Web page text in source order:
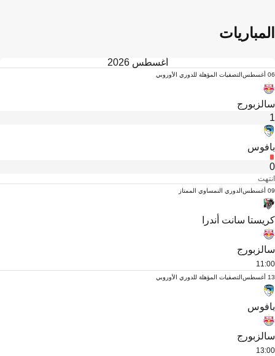
المباريات
أغسطس 2026
06 أغسطس التصفيات المؤهلة للدوري الأوروبي
سالزبورج
1
بافوس
0
انتهت
09 أغسطس الدوري النمساوي الممتاز
كريستا سانت أندرا
سالزبورج
11:00
13 أغسطس التصفيات المؤهلة للدوري الأوروبي
بافوس
سالزبورج
13:00